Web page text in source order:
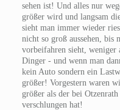
sehen ist! Und alles nur
größer wird und langsam
sieht man immer wieder
nicht so groß aussehen, bis
vorbeifahren sieht, weniger
Dinger - und wenn man
kein Auto sondern ein
größer! Vorgestern waren
größer als der bei
verschlungen hat!